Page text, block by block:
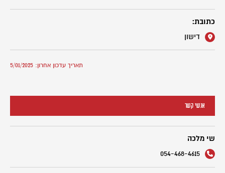
כתובת:
דישון
תאריך עדכון אחרון: 5/01/2025
אנשי קשר
שי מלכה